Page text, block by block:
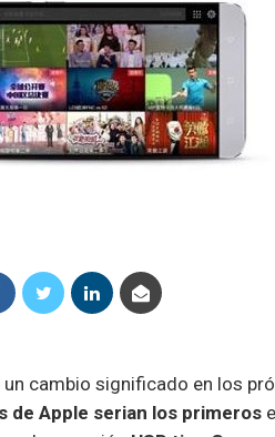
un cambio significado en los
de Apple serian los primeros